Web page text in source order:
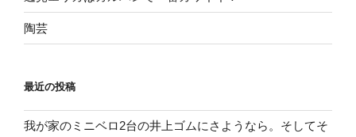
陶芸
最近の投稿
我が家のミニベロ2台の井上ゴムにさようなら。そしてそ